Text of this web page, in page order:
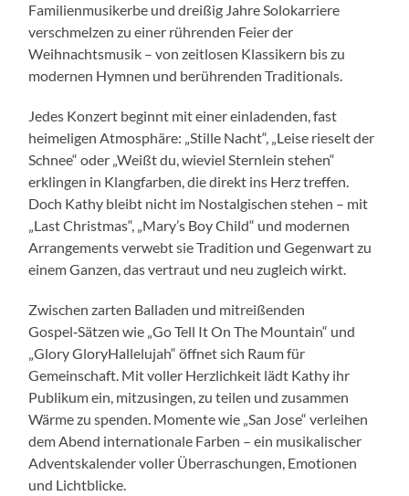
Familienmusikerbe und dreißig Jahre Solokarriere
verschmelzen zu einer rührenden Feier der
Weihnachtsmusik – von zeitlosen Klassikern bis zu
modernen Hymnen und berührenden Traditionals.
Jedes Konzert beginnt mit einer einladenden, fast
heimeligen Atmosphäre: „Stille Nacht“, „Leise rieselt der
Schnee“ oder „Weißt du, wieviel Sternlein stehen“
erklingen in Klangfarben, die direkt ins Herz treffen.
Doch Kathy bleibt nicht im Nostalgischen stehen – mit
„Last Christmas“, „Mary’s Boy Child“ und modernen
Arrangements verwebt sie Tradition und Gegenwart zu
einem Ganzen, das vertraut und neu zugleich wirkt.
Zwischen zarten Balladen und mitreißenden
Gospel‑Sätzen wie „Go Tell It On The Mountain“ und
„Glory GloryHallelujah“ öffnet sich Raum für
Gemeinschaft. Mit voller Herzlichkeit lädt Kathy ihr
Publikum ein, mitzusingen, zu teilen und zusammen
Wärme zu spenden. Momente wie „San Jose“ verleihen
dem Abend internationale Farben – ein musikalischer
Adventskalender voller Überraschungen, Emotionen
und Lichtblicke.